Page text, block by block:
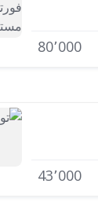
80٬000
43٬000